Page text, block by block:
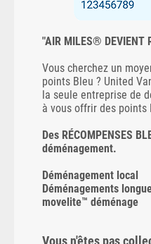
"AIR MILES® DEVIENT
Vous cherchez un
points Bleu ? United
la seule entreprise de
à vous offrir des points
Des RÉCOMPENSES
déménagement.
Déménagement local
Déménagements
movelite™ déménage
Vous n'êtes pas